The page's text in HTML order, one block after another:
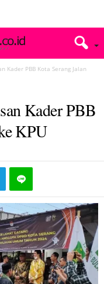
Kader PBB Kota Serang Jalan
Kader PBB
KPU